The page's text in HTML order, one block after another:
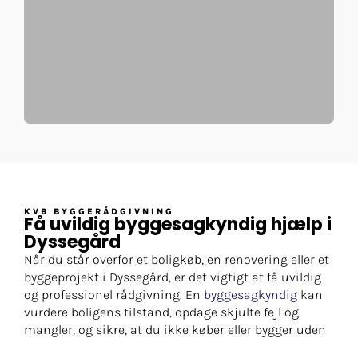
KVB BYGGERÅDGIVNING
Få uvildig byggesagkyndig hjælp i
Dyssegård
Når du står overfor et boligkøb, en renovering eller et
byggeprojekt i Dyssegård, er det vigtigt at få uvildig
og professionel rådgivning. En byggesagkyndig kan
vurdere boligens tilstand, opdage skjulte fejl og
mangler, og sikre, at du ikke køber eller bygger uden